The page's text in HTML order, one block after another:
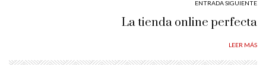
ENTRADA SIGUIENTE
La tienda online perfecta
LEER MÁS